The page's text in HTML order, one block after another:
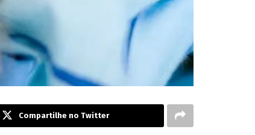
Compartilhe no Twitter